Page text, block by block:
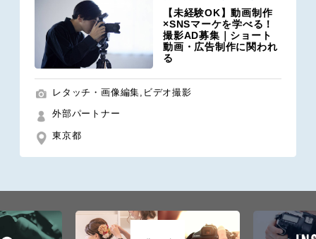
【未経験OK】動画制作
×SNSマーケを学べる！
撮影AD募集｜ショート
動画・広告制作に関われ
る
レタッチ・画像編集,ビデオ撮影
外部パートナー
東京都